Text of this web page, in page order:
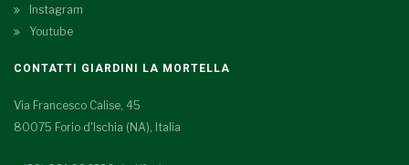
Instagram
Youtube
CONTATTI GIARDINI LA MORTELLA
Via Francesco Calise, 45
80075 Forio d'Ischia (NA), Italia